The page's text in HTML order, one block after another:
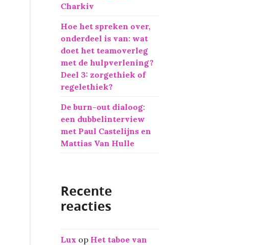
Charkiv
Hoe het spreken over,
onderdeel is van: wat
doet het teamoverleg
met de hulpverlening?
Deel 3: zorgethiek of
regelethiek?
De burn-out dialoog:
een dubbelinterview
met Paul Castelijns en
Mattias Van Hulle
Recente
reacties
Lux op Het taboe van